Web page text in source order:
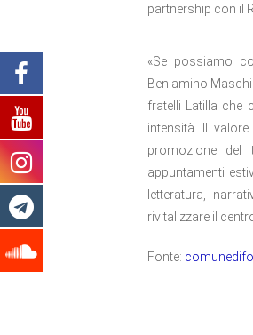
partnership con il
«Se possiamo
Beniamino
fratelli Latilla che
intensità. Il
promozione del
appuntamenti
letteratura,
rivitalizzare il
Fonte: